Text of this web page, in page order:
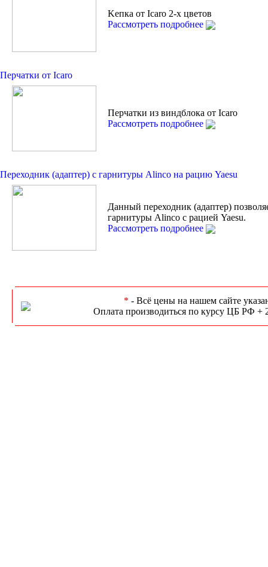
Kепкa от Icaro 2-х цветов
Рассмотреть подробнее
Перчатки от Icaro
Перчатки из виндблока от Icaro
Рассмотреть подробнее
Переходник (адаптер) с гарнитуры Alinco на рацию Yaesu
Данный переходник (адаптер)
гарнитуры Alinco с рацией Yaesu.
Рассмотреть подробнее
* - Всё цены на нашем сайте
Оплата производиться по курсу ЦБ РФ +